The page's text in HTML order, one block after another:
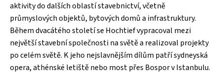
aktivity do dalších oblastí stavebnictví, včetně
průmyslových objektů, bytových domů a infrastruktury.
Během dvacátého století se Hochtief vypracoval mezi
největší stavební společnosti na světě a realizoval projekty
po celém světě. K jeho nejslavnějším dílům patří sydneyská
opera, athénské letiště nebo most přes Bospor v Istanbulu.